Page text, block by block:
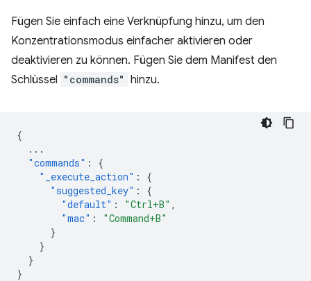
Fügen Sie einfach eine Verknüpfung hinzu, um den
Konzentrationsmodus einfacher aktivieren oder
deaktivieren zu können. Fügen Sie dem Manifest den
Schlüssel "commands" hinzu.
{
...
"commands" :
{
"_execute_action" :
{
"suggested_key" :
{
"default" : "Ctrl+B" ,
"mac" :
"Command+B"
}
}
}
}